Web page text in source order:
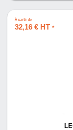
À partir de
32,16 € HT *